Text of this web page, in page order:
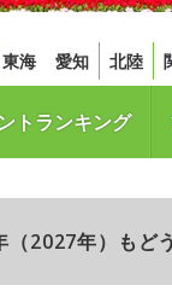
東海 愛知 北陸
トランキング
2027年）もど